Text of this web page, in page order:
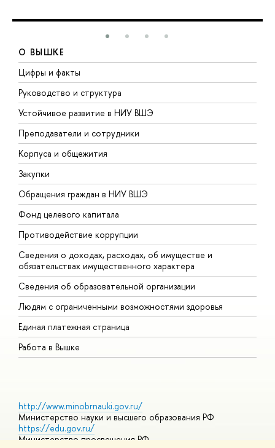
О ВЫШКЕ
Цифры и факты
Руководство и структура
Устойчивое развитие в НИУ ВШЭ
Преподаватели и сотрудники
Корпуса и общежития
Закупки
Обращения граждан в НИУ ВШЭ
Фонд целевого капитала
Противодействие коррупции
Сведения о доходах, расходах, об имуществе и
обязательствах имущественного характера
Сведения об образовательной организации
Людям с ограниченными возможностями здоровья
Единая платежная страница
Работа в Вышке
http://www.minobrnauki.gov.ru/
Министерство науки и высшего образования РФ
https://edu.gov.ru/
Министерство просвещения РФ